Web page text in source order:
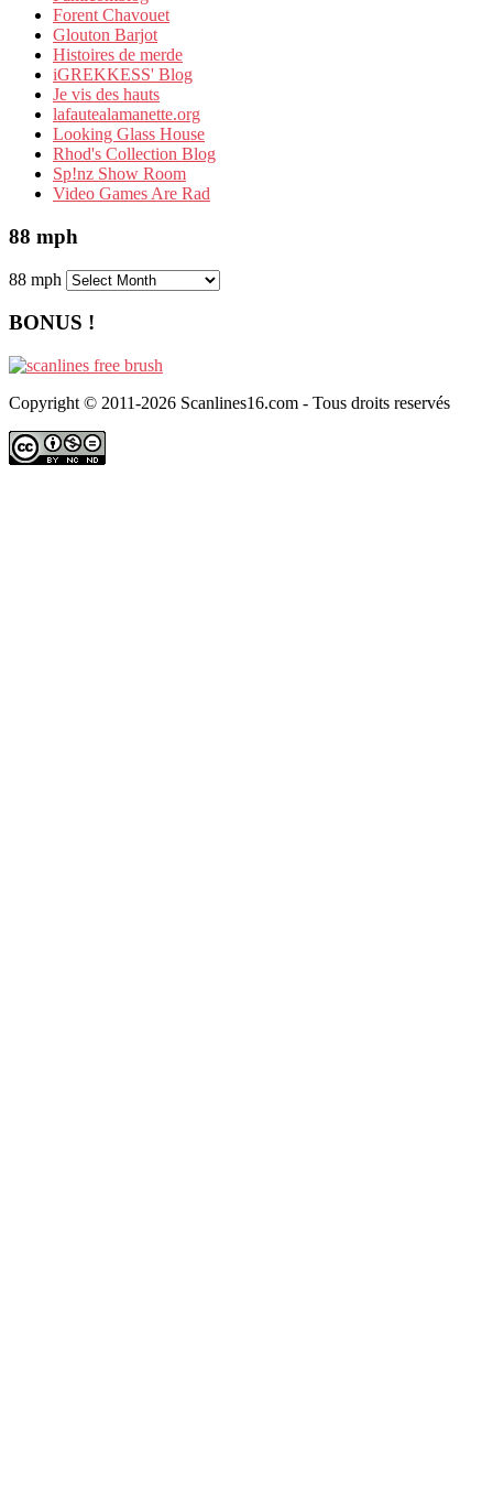
Forent Chavouet
Glouton Barjot
Histoires de merde
iGREKKESS' Blog
Je vis des hauts
lafautealamanette.org
Looking Glass House
Rhod's Collection Blog
Sp!nz Show Room
Video Games Are Rad
88 mph
88 mph
BONUS !
Copyright © 2011-2026 Scanlines16.com - Tous droits reservés